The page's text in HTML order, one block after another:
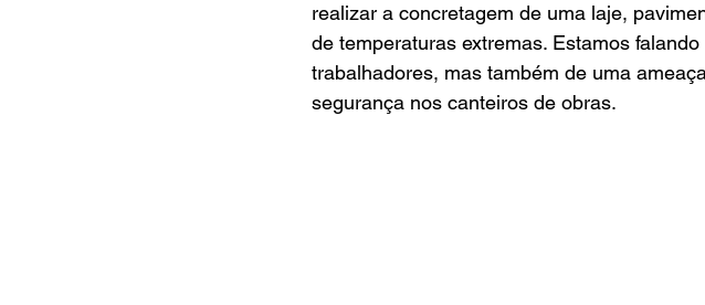
realizar a concretagem de uma laje,
de temperaturas extremas. Estamos
trabalhadores, mas também de uma
segurança nos canteiros de obras.